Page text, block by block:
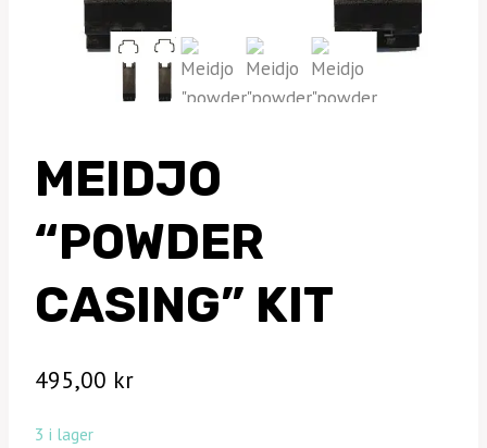
MEIDJO
“POWDER
CASING” KIT
495,00 kr
3 i lager